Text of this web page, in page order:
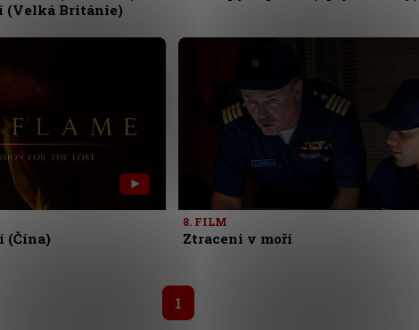
(Velká Británie)
(Čína)
8. FILM
Ztraceni v moři
1